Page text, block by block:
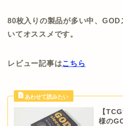
80枚入りの製品が多い中、
いてオススメです。
レビュー記事はこちら
【
様の